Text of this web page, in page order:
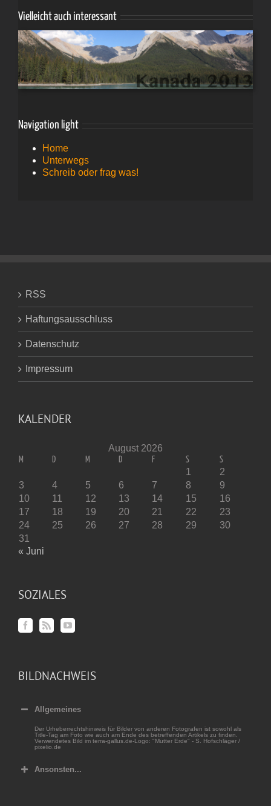
Vielleicht auch interessant
Navigation light
Home
Unterwegs
Schreib oder frag was!
RSS
Haftungsausschluss
Datenschutz
Impressum
KALENDER
August 2026
M D M D F S S
1
2
3
4 5 6 7 8
9
10
11 12 13 14 15
16
17
18 19 20 21 22
23
24
25 26 27 28 29
30
31
« Juni
SOZIALES
BILDNACHWEIS
Allgemeines
Der Urheberrechtshinweis für Bilder von anderen Fotografen ist sowohl als
Title-Tag am Foto wie auch am Ende des betreffenden Artikels zu finden.
Verwendetes Bild im terra-gallus.de-Logo: "Mutter Erde" - S. Hofschläger /
pixelio.de
Ansonsten...